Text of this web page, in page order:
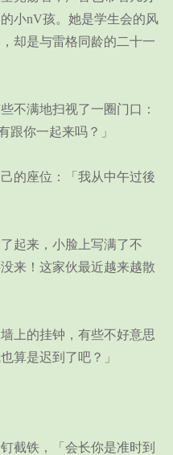
小nV孩。她是学生会的风
却是与雷格同龄的二十一
满地扫视了一圈门口：
跟你一起来吗？」
座位：「我从中午过後
来，小脸上写满了不
来！这家伙最近越来越散
的挂钟，有些不好意思
算是迟到了吧？」
铁，「会长你是准时到